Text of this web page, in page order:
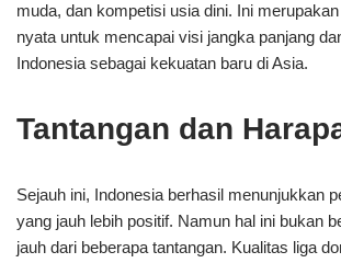
muda, dan kompetisi usia dini. Ini
nyata untuk mencapai visi jangka panjang
Indonesia sebagai kekuatan baru di Asia.
Tantangan dan
Sejauh ini, Indonesia berhasil menunjukkan
yang jauh lebih positif. Namun hal ini bukan
jauh dari beberapa tantangan. Kualitas liga